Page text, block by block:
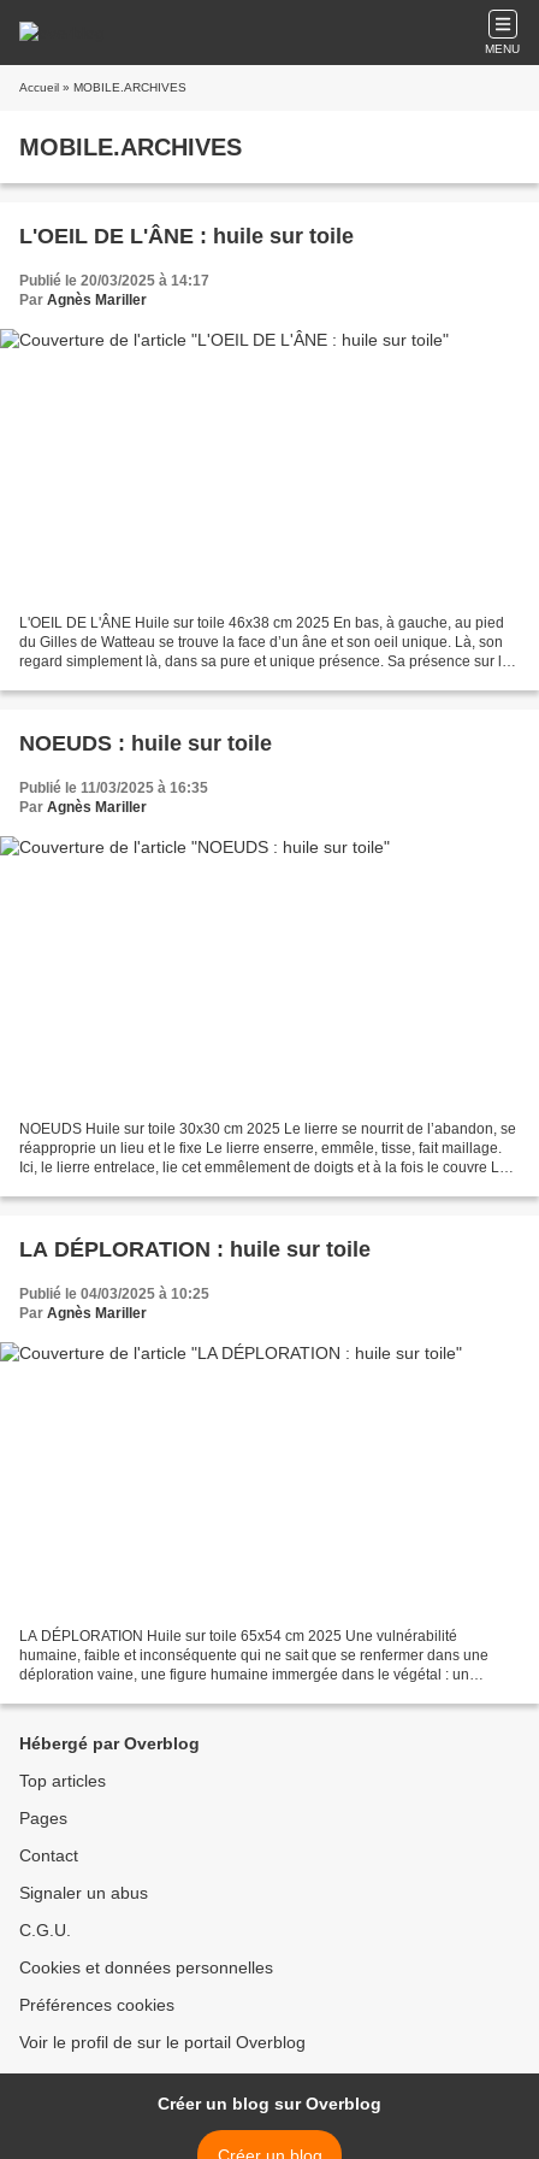
MENU
Accueil » MOBILE.ARCHIVES
MOBILE.ARCHIVES
L'OEIL DE L'ÂNE : huile sur toile
Publié le 20/03/2025 à 14:17
Par Agnès Mariller
L'OEIL DE L'ÂNE Huile sur toile 46x38 cm 2025 En bas, à gauche, au pied
du Gilles de Watteau se trouve la face d’un âne et son oeil unique. Là, son
regard simplement là, dans sa pure et unique présence. Sa présence sur la
NOEUDS : huile sur toile
Publié le 11/03/2025 à 16:35
Par Agnès Mariller
NOEUDS Huile sur toile 30x30 cm 2025 Le lierre se nourrit de l’abandon, se
réapproprie un lieu et le fixe Le lierre enserre, emmêle, tisse, fait maillage.
Ici, le lierre entrelace, lie cet emmêlement de doigts et à la fois le couvre Le
LA DÉPLORATION : huile sur toile
Publié le 04/03/2025 à 10:25
Par Agnès Mariller
LA DÉPLORATION Huile sur toile 65x54 cm 2025 Une vulnérabilité
humaine, faible et inconséquente qui ne sait que se renfermer dans une
déploration vaine, une figure humaine immergée dans le végétal : un
Hébergé par Overblog
Top articles
Pages
Contact
Signaler un abus
C.G.U.
Cookies et données personnelles
Préférences cookies
Voir le profil de sur le portail Overblog
Créer un blog sur Overblog